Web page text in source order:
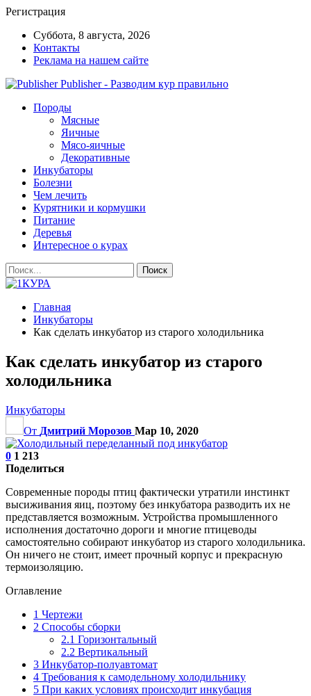
Регистрация
Суббота, 8 августа, 2026
Контакты
Реклама на нашем сайте
Publisher - Разводим кур правильно
Породы
Мясные
Яичные
Мясо-яичные
Декоративные
Инкубаторы
Болезни
Чем лечить
Курятники и кормушки
Питание
Деревья
Интересное о курах
Главная
Инкубаторы
Как сделать инкубатор из старого холодильника
Как сделать инкубатор из старого
холодильника
Инкубаторы
От Дмитрий Морозов Мар 10, 2020
0 1 213
Поделиться
Современные породы птиц фактически утратили инстинкт
высиживания яиц, поэтому без инкубатора разводить их не
представляется возможным. Устройства промышленного
исполнения достаточно дороги и многие птицеводы
самостоятельно собирают инкубатор из старого холодильника.
Он ничего не стоит, имеет прочный корпус и прекрасную
термоизоляцию.
Оглавление
1 Чертежи
2 Способы сборки
2.1 Горизонтальный
2.2 Вертикальный
3 Инкубатор-полуавтомат
4 Требования к самодельному холодильнику
5 При каких условиях происходит инкубация